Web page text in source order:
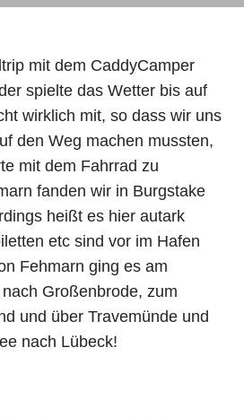
mit dem CaddyCamper
spielte das Wetter bis auf
wirklich mit, so dass wir uns
den Weg machen mussten,
mit dem Fahrrad zu
fanden wir in Burgstake
heißt es hier autark
etc sind vor im Hafen
Fehmarn ging es am
Großenbrode, zum
und über Travemünde und
nach Lübeck!